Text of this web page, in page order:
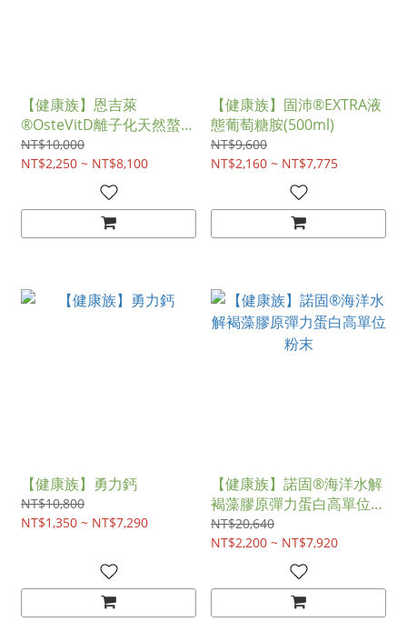
【健康族】恩吉萊
®OsteVitD離子化天然螯合
乳清鈣口嚼錠(100粒)
NT$10,000
NT$2,250 ~ NT$8,100
【健康族】固沛®EXTRA液
態葡萄糖胺(500ml)
NT$9,600
NT$2,160 ~ NT$7,775
【健康族】勇力鈣
NT$10,800
NT$1,350 ~ NT$7,290
【健康族】諾固®海洋水解
褐藻膠原彈力蛋白高單位粉
末
NT$20,640
NT$2,200 ~ NT$7,920